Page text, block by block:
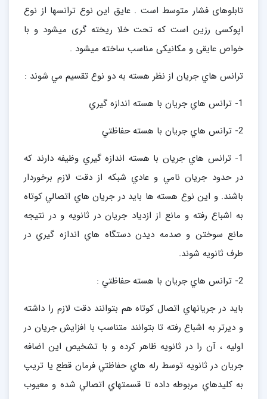
تابلوهای فشار متوسط است . عایق این نوع ترانسها از نوع
اپوکسی رزین است که تحت خلا ریخته گری میشود و با
خواص عایقی و مکانیکی مناسب ساخته میشود .
ترانس هاي جريان از نظر هسته به دو نوع تقسيم مي شوند :
1- ترانس هاي جريان با هسته اندازه گيري
2- ترانس هاي جريان با هسته حفاظتي
1- ترانس هاي جريان با هسته اندازه گيري وظيفه دارند كه
در حدود جريان نامي و عادي شبكه از دقت لازم برخوردار
باشند. و اين نوع هسته ها بايد در جريان هاي اتصالي كوتاه
به اشباع رفته و مانع از ازدياد جريان در ثانويه و در نتيجه
مانع سوختن و صدمه ديدن دستگاه هاي اندازه گيري در
طرف ثانويه شوند.
2- ترانس هاي جريان با هسته حفاظتي :
بايد در جريانهاي اتصال كوتاه هم بتوانند دقت لازم را داشته
و ديرتر به اشباع رفته تا بتوانند متناسب با افزايش جريان در
اوليه ، آن را در ثانويه ظاهر كرده و با تشخيص اين اضافه
جريان در ثانويه توسط رله هاي حفاظتي فرمان قطع يا تريپ
به كليدهاي مربوطه داده تا قسمتهاي اتصالي شده و معيوب